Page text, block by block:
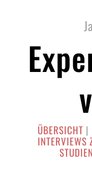
ÜBERSICHT |
INTERVIEWS
STUDIEN